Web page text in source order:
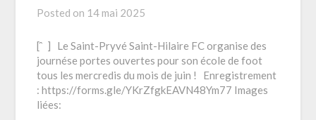
Posted on 14 mai 2025
[ ́ ̀ ] Le Saint-Pryvé Saint-Hilaire FC organise des
journése portes ouvertes pour son école de foot
tous les mercredis du mois de juin ! Enregistrement
: https://forms.gle/YKrZfgkEAVN48Ym77 Images
liées: